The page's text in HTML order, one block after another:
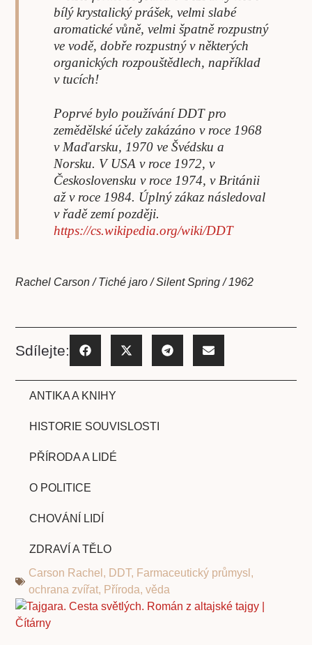
bílý krystalický prášek, velmi slabé
aromatické vůně, velmi špatně rozpustný
ve vodě, dobře rozpustný v některých
organických rozpouštědlech, například
v tucích!
Poprvé bylo používání DDT pro
zemědělské účely zakázáno v roce 1968
v Maďarsku, 1970 ve Švédsku a
Norsku. V USA v roce 1972, v
Československu v roce 1974, v Británii
až v roce 1984. Úplný zákaz následoval
v řadě zemí později.
https://cs.wikipedia.org/wiki/DDT
Rachel Carson / Tiché jaro / Silent Spring / 1962
Sdílejte:
ANTIKA A KNIHY
HISTORIE SOUVISLOSTI
PŘÍRODA A LIDÉ
O POLITICE
CHOVÁNÍ LIDÍ
ZDRAVÍ A TĚLO
Carson Rachel , DDT, Farmaceutický průmysl ,
ochrana zvířat, Příroda,věda